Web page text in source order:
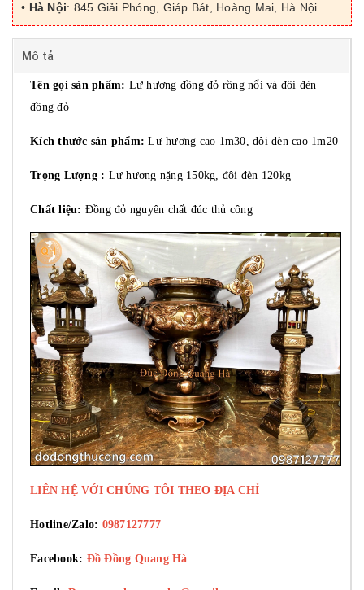
• Hà Nội: 845 Giải Phóng, Giáp Bát, Hoàng Mai, Hà Nội
Mô tả
Tên gọi sản phẩm: Lư hương đồng đỏ rồng nổi và đôi đèn
đồng đỏ
Kích thước sản phẩm:Lư hương cao 1m30, đôi đèn cao 1m20
Trọng Lượng : Lư hương nặng 150kg, đôi đèn 120kg
Chất liệu: Đồng đỏ nguyên chất đúc thủ công
LIÊN HỆ VỚI CHÚNG TÔI THEO ĐỊA CHỈ
Hotline/Zalo: 0987127777
Facebook: Đồ Đồng Quang Hà